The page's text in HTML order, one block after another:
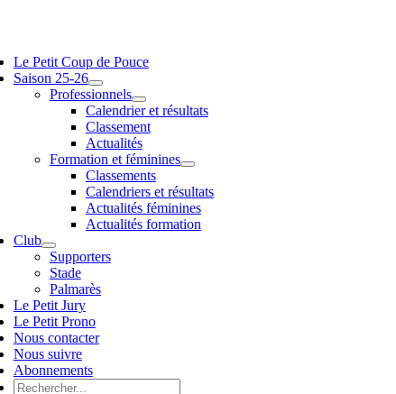
Le Petit Coup de Pouce
Saison 25-26
Professionnels
Calendrier et résultats
Classement
Actualités
Formation et féminines
Classements
Calendriers et résultats
Actualités féminines
Actualités formation
Club
Supporters
Stade
Palmarès
Le Petit Jury
Le Petit Prono
Nous contacter
Nous suivre
Abonnements
Rechercher: